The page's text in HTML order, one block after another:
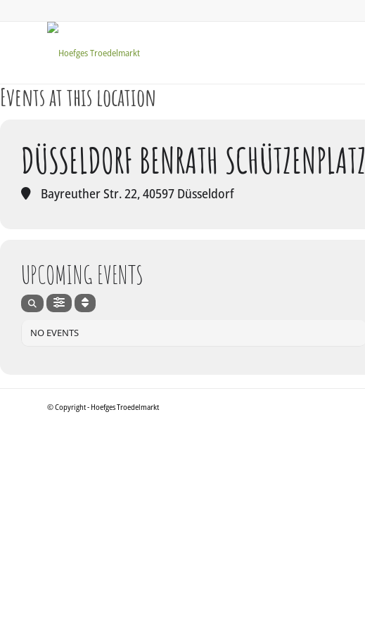
Events at this location
DÜSSELDORF BENRATH SCHÜTZENPLATZ
Bayreuther Str. 22, 40597 Düsseldorf
UPCOMING EVENTS
NO EVENTS
© Copyright - Hoefges Troedelmarkt